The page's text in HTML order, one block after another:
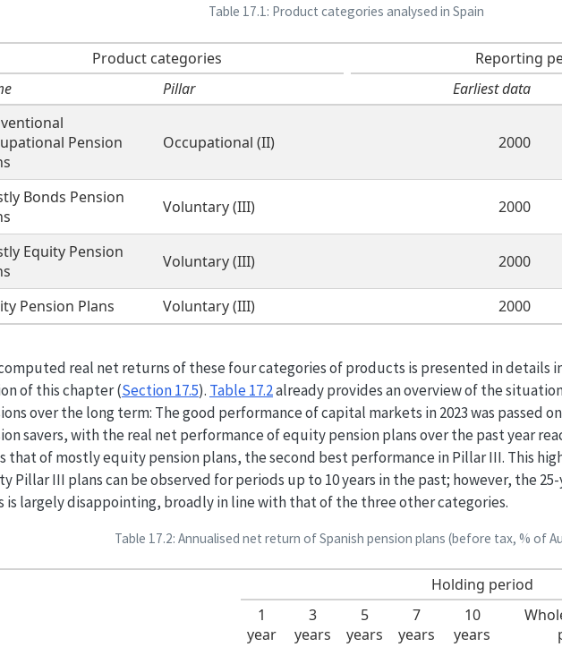
Table 17.1: Product categories analysed in Spain
Product categories
Reporting
Pillar Earliest data
Pension
Occupational (II) 2000
Bonds Pension
Voluntary (III) 2000
Equity Pension
Voluntary (III) 2000
Pension Plans Voluntary (III) 2000
real net returns of these four categories of products is presented in details
of this chapter (Section 17.5). Table17.2already provides an overview of the
over the long term: The good performance of capital markets in 2023 was passed
savers, with the real net performance of equity pension plans over the past year
that of mostly equity pension plans, the second best performance in Pillar III. This
Pillar III plans can be observed for periods up to 10 years in the past; however, the
is largely disappointing, broadly in line with that of the three other categories.
Table 17.2: Annualised net return of Spanish pension plans (before tax, % of
Holding period
1
year
3
years
5
years
7
years
10
years